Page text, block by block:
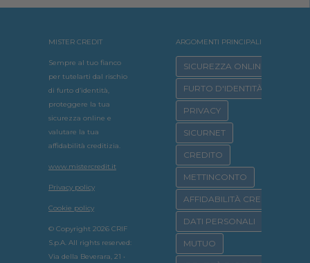
MISTER CREDIT
Sempre al tuo fianco
per tutelarti dal rischio
di furto d’identità,
proteggere la tua
sicurezza online e
valutare la tua
affidabilità creditizia.
www.mistercredit.it
Privacy policy
Cookie policy
© Copyright 2026 CRIF
S.p.A. All rights reserved:
Via della Beverara, 21 •
ARGOMENTI PRINCIPALI
SICUREZZA ONLINE
FURTO D'IDENTITÀ
PRIVACY
SICURNET
CREDITO
METTINCONTO
AFFIDABILITÀ CREDITIZIA
DATI PERSONALI
MUTUO